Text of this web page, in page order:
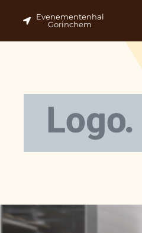
Evenementenhal
Gorinchem